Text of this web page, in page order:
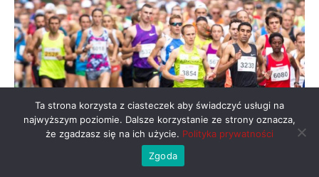
12. Festiwal Biegowy tuż za rogiem!
Ta strona korzysta z ciasteczek aby świadczyć usługi na
najwyższym poziomie. Dalsze korzystanie ze strony oznacza,
że zgadzasz się na ich użycie. Polityka prywatności
Zgoda